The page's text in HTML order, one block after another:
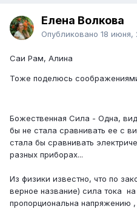
Елена Волкова
Опубликовано 18 июня,
Саи Рам, Алина
Тоже поделюсь
Божественная Сила - Одна,
бы не стала сравнивать ее с
стала бы сравнивать
разных приборах...
Из физики известно, что по
верное название) сила тока
пропорциональна напряжению